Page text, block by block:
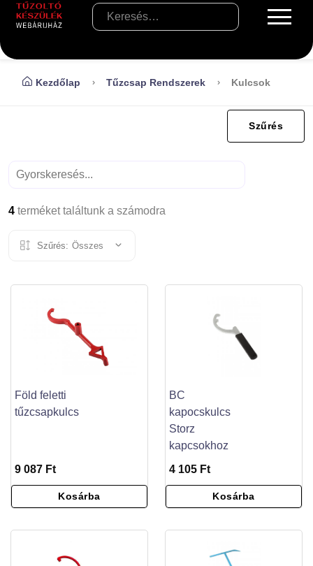
Kezdőlap Tűzcsap Rendszerek Kulcsok
Szűrés
4 terméket találtunk a számodra
Szűrés: Összes
Föld feletti
tűzcsapkulcs
9 087 Ft
Kosárba
BC
kapocskulcs
Storz
kapcsokhoz
4 105 Ft
Kosárba